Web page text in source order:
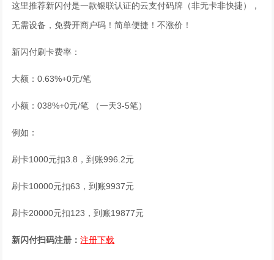
这里推荐新闪付是一款银联认证的云支付码牌（非无卡非快捷），
无需设备，免费开商户码！简单便捷！不涨价！
新闪付刷卡费率：
大额：0.63%+0元/笔
小额：038%+0元/笔 （一天3-5笔）
例如：
刷卡1000元扣3.8，到账996.2元
刷卡10000元扣63，到账9937元
刷卡20000元扣123，到账19877元
新闪付扫码注册：注册下载